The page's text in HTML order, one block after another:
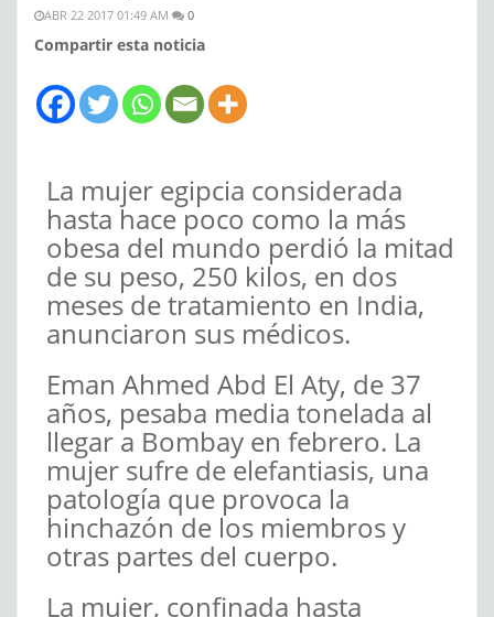
ABR 22 2017 01:49 AM 0
Compartir esta noticia
La mujer egipcia considerada
hasta hace poco como la más
obesa del mundo perdió la mitad
de su peso, 250 kilos, en dos
meses de tratamiento en India,
anunciaron sus médicos.
Eman Ahmed Abd El Aty, de 37
años, pesaba media tonelada al
llegar a Bombay en febrero. La
mujer sufre de elefantiasis, una
patología que provoca la
hinchazón de los miembros y
otras partes del cuerpo.
La mujer, confinada hasta